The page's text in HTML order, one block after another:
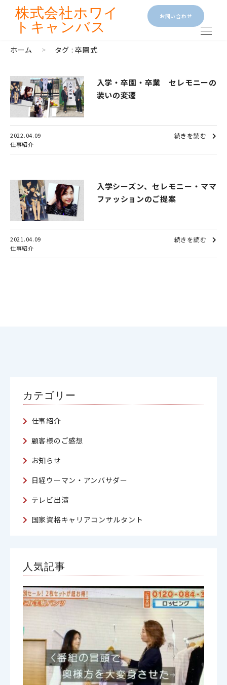
株式会社ホワイ
トキャンバス
お問い合わせ
ホーム > タグ : 卒園式
入学・卒園・卒業 セレモニーの
装いの変遷
2022.04.09
仕事紹介
続きを読む
入学シーズン、セレモニー・ママ
ファッションのご提案
2021.04.09
仕事紹介
続きを読む
カテゴリー
仕事紹介
顧客様のご感想
お知らせ
日経ウーマン・アンバサダー
テレビ出演
国家資格キャリアコンサルタント
人気記事